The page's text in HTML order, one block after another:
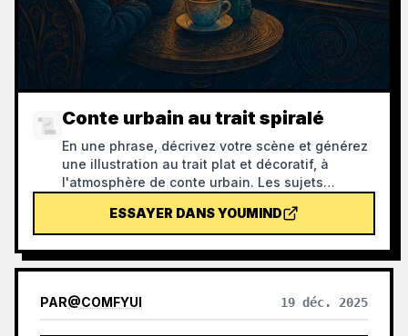
Conte urbain au trait spiralé
En une phrase, décrivez votre scène et générez
une illustration au trait plat et décoratif, à
l'atmosphère de conte urbain. Les sujets
circulaires, tandis que le fond est peint à la
gouache en aplat aéré, créant un contraste de
densité qui fait respirer l'image. La composition
à double foyer — la tension entre la lumière
solitaires — devient le récit. Des blocs
ESSAYER DANS YOUMIND
PAR@COMFYUI 19 déc. 2025